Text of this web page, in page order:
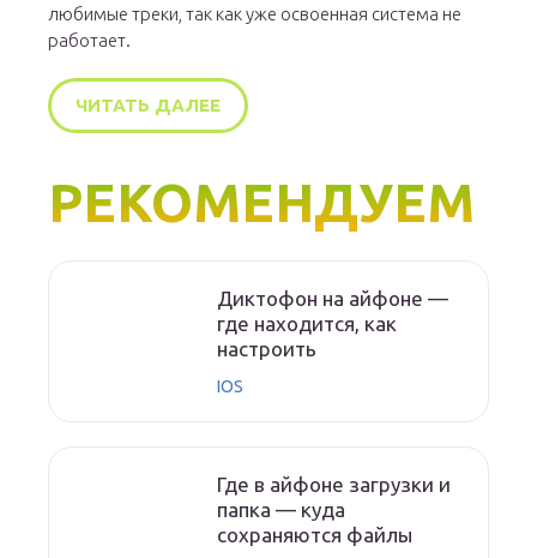
любимые треки, так как уже освоенная система не
работает.
ЧИТАТЬ ДАЛЕЕ
РЕКОМЕНДУЕМ
Диктофон на айфоне —
где находится, как
настроить
IOS
Где в айфоне загрузки и
папка — куда
сохраняются файлы